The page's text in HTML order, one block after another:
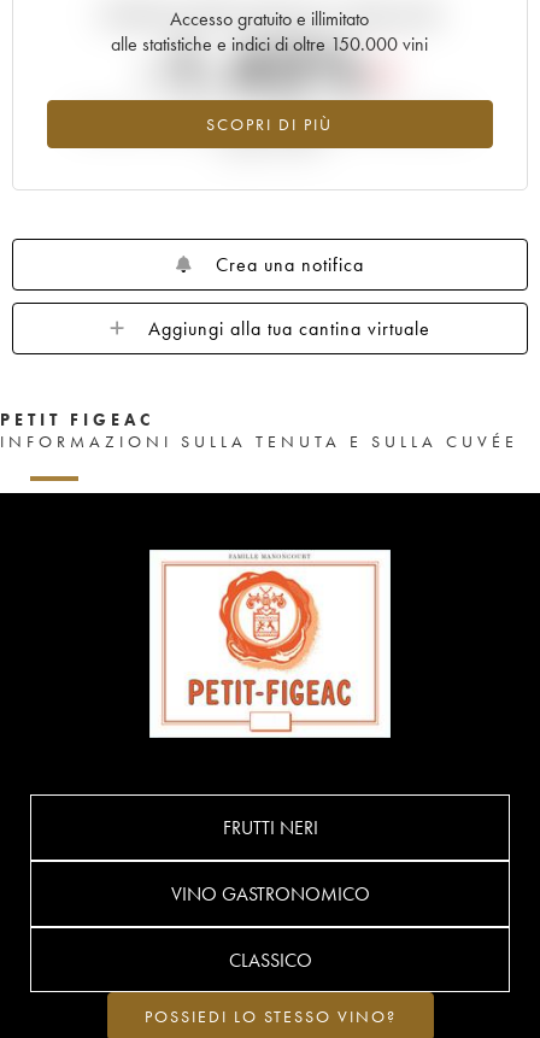
Accesso gratuito e illimitato
alle statistiche e indici di oltre 150.000 vini
SCOPRI DI PIÙ
Andamento della quotazione in tempo reale
-1.42%
Tendenza al ribasso per il valore dell'annata 1998 nel 2026
Crea una notifica
Aggiungi alla tua cantina virtuale
PETIT FIGEAC
INFORMAZIONI SULLA TENUTA E SULLA CUVÉE
FRUTTI NERI
VINO GASTRONOMICO
CLASSICO
POSSIEDI LO STESSO VINO?